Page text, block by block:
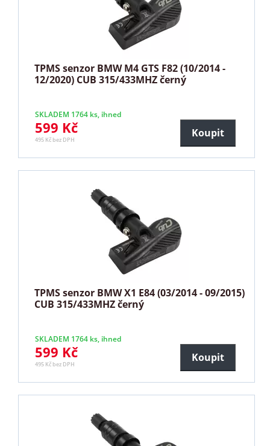
TPMS senzor BMW M4 GTS F82 (10/2014 -
12/2020) CUB 315/433MHZ černý
SKLADEM 1764 ks, ihned
599 Kč
495 Kč bez DPH
Koupit
TPMS senzor BMW X1 E84 (03/2014 - 09/2015)
CUB 315/433MHZ černý
SKLADEM 1764 ks, ihned
599 Kč
495 Kč bez DPH
Koupit